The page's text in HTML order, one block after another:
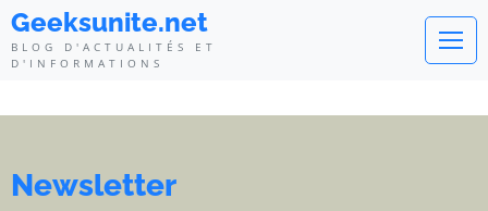
Geeksunite.net - Blog
Geeksunite.net
BLOG D'ACTUALITÉS ET
D'INFORMATIONS
Newsletter